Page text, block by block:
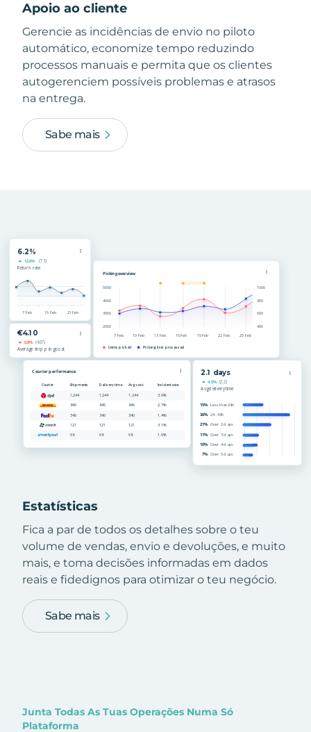
Apoio ao cliente
Gerencie as incidências de envio no piloto
automático, economize tempo reduzindo
processos manuais e permita que os clientes
autogerenciem possíveis problemas e atrasos
na entrega.
Sabe mais
Estatísticas
Fica a par de todos os detalhes sobre o teu
volume de vendas, envio e devoluções, e muito
mais, e toma decisões informadas em dados
reais e fidedignos para otimizar o teu negócio.
Sabe mais
Junta Todas As Tuas Operações Numa Só
Plataforma